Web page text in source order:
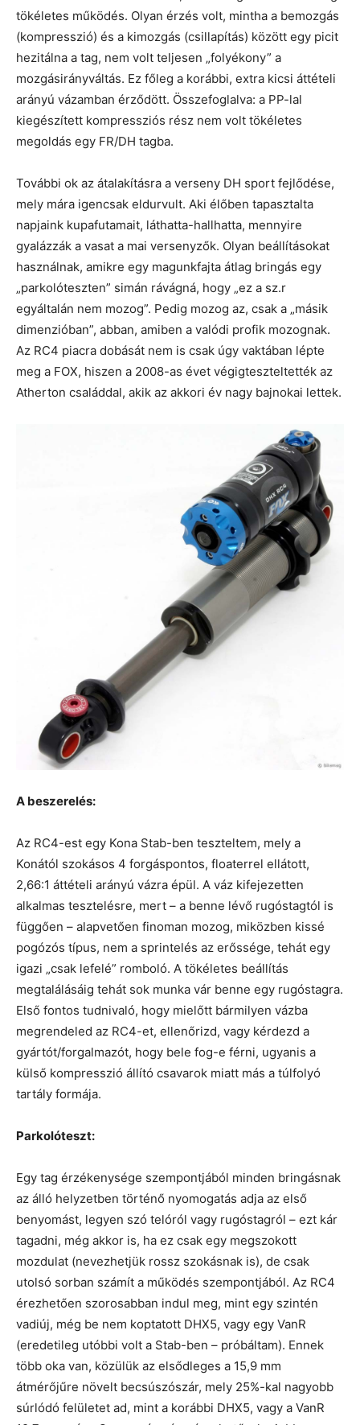
tökéletes működés. Olyan érzés volt, mintha a bemozgás
(kompresszió) és a kimozgás (csillapítás) között egy picit
hezitálna a tag, nem volt teljesen „folyékony” a
mozgásirányváltás. Ez főleg a korábbi, extra kicsi áttételi
arányú vázamban érződött. Összefoglalva: a PP-lal
kiegészített kompressziós rész nem volt tökéletes
megoldás egy FR/DH tagba.
További ok az átalakításra a verseny DH sport fejlődése,
mely mára igencsak eldurvult. Aki élőben tapasztalta
napjaink kupafutamait, láthatta-hallhatta, mennyire
gyalázzák a vasat a mai versenyzők. Olyan beállításokat
használnak, amikre egy magunkfajta átlag bringás egy
„parkolóteszten” simán rávágná, hogy „ez a sz.r
egyáltalán nem mozog”. Pedig mozog az, csak a „másik
dimenzióban”, abban, amiben a valódi profik mozognak.
Az RC4 piacra dobását nem is csak úgy vaktában lépte
meg a FOX, hiszen a 2008-as évet végigteszteltették az
Atherton családdal, akik az akkori év nagy bajnokai lettek.
A beszerelés:
Az RC4-est egy Kona Stab-ben teszteltem, mely a
Konától szokásos 4 forgáspontos, floaterrel ellátott,
2,66:1 áttételi arányú vázra épül. A váz kifejezetten
alkalmas tesztelésre, mert – a benne lévő rugóstagtól is
függően – alapvetően finoman mozog, miközben kissé
pogózós típus, nem a sprintelés az erőssége, tehát egy
igazi „csak lefelé” romboló. A tökéletes beállítás
megtalálásáig tehát sok munka vár benne egy rugóstagra.
Első fontos tudnivaló, hogy mielőtt bármilyen vázba
megrendeled az RC4-et, ellenőrizd, vagy kérdezd a
gyártót/forgalmazót, hogy bele fog-e férni, ugyanis a
külső kompresszió állító csavarok miatt más a túlfolyó
tartály formája.
Parkolóteszt:
Egy tag érzékenysége szempontjából minden bringásnak
az álló helyzetben történő nyomogatás adja az első
benyomást, legyen szó telóról vagy rugóstagról – ezt kár
tagadni, még akkor is, ha ez csak egy megszokott
mozdulat (nevezhetjük rossz szokásnak is), de csak
utolsó sorban számít a működés szempontjából. Az RC4
érezhetően szorosabban indul meg, mint egy szintén
vadiúj, még be nem koptatott DHX5, vagy egy VanR
(eredetileg utóbbi volt a Stab-ben – próbáltam). Ennek
több oka van, közülük az elsődleges a 15,9 mm
átmérőjűre növelt becsúszószár, mely 25%-kal nagyobb
súrlódó felületet ad, mint a korábbi DHX5, vagy a VanR